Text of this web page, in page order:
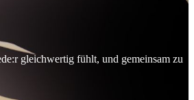
gleichwertig fühlt, und gemeinsam zu